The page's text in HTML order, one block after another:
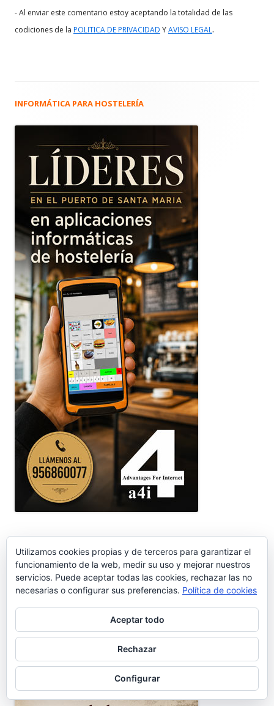
- Al enviar este comentario estoy aceptando la totalidad de las
codiciones de la POLITICA DE PRIVACIDAD YAVISO LEGAL.
Barra
principal
INFORMÁTICA PARA HOSTELERÍA
DIARIO DE CÁDIZ | EL PUERTO
Páginas de la edición digital de Diario de Cádiz en El
Puerto.
MUSEO CARGADORES A INDIAS
Utilizamos cookies propias y de terceros para garantizar el
funcionamiento de la web, medir su uso y mejorar nuestros
servicios. Puede aceptar todas las cookies, rechazar las no
necesarias o configurar sus preferencias. Política de cookies
Aceptar todo
Rechazar
Configurar